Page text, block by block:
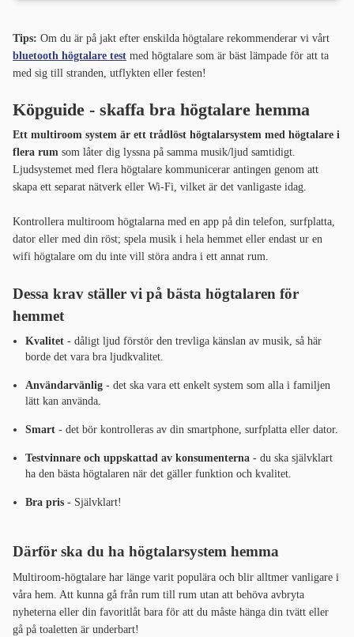
Tips: Om du är på jakt efter enskilda högtalare rekommenderar vi vårt
bluetooth högtalare test med högtalare som är bäst lämpade för att ta
med sig till stranden, utflykten eller festen!
Köpguide - skaffa bra högtalare hemma
Ett multiroom system är ett trådlöst högtalarsystem med högtalare i
flera rum som låter dig lyssna på samma musik/ljud samtidigt.
Ljudsystemet med flera högtalare kommunicerar antingen genom att
skapa ett separat nätverk eller Wi-Fi, vilket är det vanligaste idag.
Kontrollera multiroom högtalarna med en app på din telefon, surfplatta,
dator eller med din röst; spela musik i hela hemmet eller endast ur en
wifi högtalare om du inte vill störa andra i ett annat rum.
Dessa krav ställer vi på bästa högtalaren för
hemmet
Kvalitet - dåligt ljud förstör den trevliga känslan av musik, så här
borde det vara bra ljudkvalitet.
Användarvänlig - det ska vara ett enkelt system som alla i familjen
lätt kan använda.
Smart - det bör kontrolleras av din smartphone, surfplatta eller dator.
Testvinnare och uppskattad av konsumenterna - du ska självklart
ha den bästa högtalaren när det gäller funktion och kvalitet.
Bra pris - Självklart!
Därför ska du ha högtalarsystem hemma
Multiroom-högtalare har länge varit populära och blir alltmer vanligare i
våra hem. Att kunna gå från rum till rum utan att behöva avbryta
nyheterna eller din favoritlåt bara för att du måste hänga din tvätt eller
gå på toaletten är underbart!